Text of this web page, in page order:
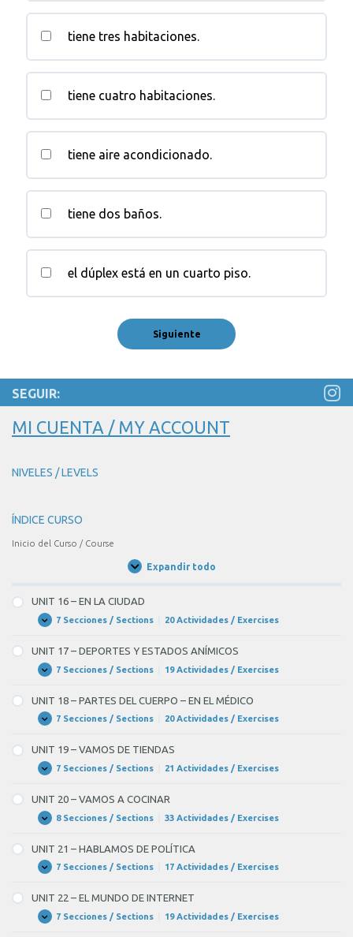
tiene tres habitaciones.
tiene cuatro habitaciones.
tiene aire acondicionado.
tiene dos baños.
el dúplex está en un cuarto piso.
SEGUIR:
MI CUENTA / MY ACCOUNT
NIVELES / LEVELS
ÍNDICE CURSO
Inicio del Curso / Course
Expandir todo
Unidades
UNIT 16 – EN LA CIUDAD
Expandir
UNIT
–
EN
LA
CIUDAD
7 Secciones / Sections 20 Actividades / Exercises
UNIT 17 – DEPORTES Y ESTADOS ANÍMICOS
Expandir
UNIT
–
DEPORTES
Y
7 Secciones / Sections 19 Actividades / Exercises
UNIT 18 – PARTES DEL CUERPO – EN EL MÉDICO
Expandir
UNIT
–
PARTES
DEL
CUERPO
EN
EL
MÉDICO
7 Secciones / Sections 20 Actividades / Exercises
UNIT 19 – VAMOS DE TIENDAS
Expandir
UNIT
–
VAMOS
DE
TIENDAS
7 Secciones / Sections 21 Actividades / Exercises
UNIT 20 – VAMOS A COCINAR
Expandir
UNIT
–
VAMOS
A
COCINAR
8 Secciones / Sections 33 Actividades / Exercises
UNIT 21 – HABLAMOS DE POLÍTICA
Expandir
UNIT
–
HABLAMOS
DE
POLÍTICA
7 Secciones / Sections 17 Actividades / Exercises
UNIT 22 – EL MUNDO DE INTERNET
Expandir
UNIT7 Secciones / Sections 19 Actividades / Exercises